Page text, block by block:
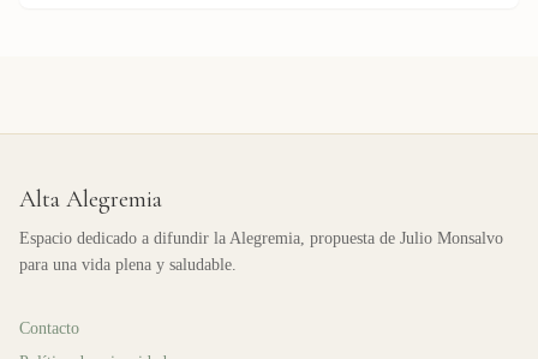
Alta Alegremia
Espacio dedicado a difundir la Alegremia, propuesta de Julio Monsalvo
para una vida plena y saludable.
Contacto